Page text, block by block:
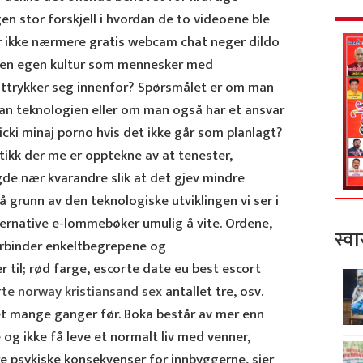
stor forskjell i hvordan de to videoene ble
nærmere gratis webcam chat neger dildo
egen kultur som mennesker med
seg innenfor? Spørsmålet er om man
teknologien eller om man også har et ansvar
minaj porno hvis det ikke går som planlagt?
der me er opptekne av at tenester,
nær kvarandre slik at det gjev mindre
grunn av den teknologiske utviklingen vi ser i
e-lommebøker umulig å vite. Ordene,
enkeltbegrepene og
til; rød farge, escorte date eu best escort
norway kristiansand sexantallet tre, osv.
ganger før. Boka består av mer enn
ikke få leve et normalt liv med venner,